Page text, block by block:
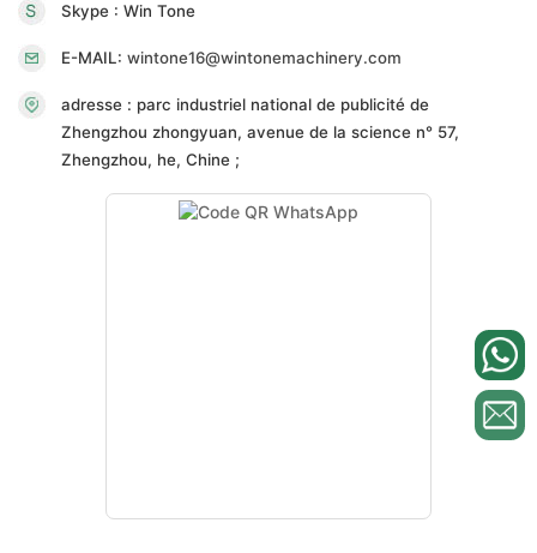
Skype : Win Tone
E-MAIL: wintone16@wintonemachinery.com
adresse : parc industriel national de publicité de
Zhengzhou zhongyuan, avenue de la science n° 57,
Zhengzhou, he, Chine ;